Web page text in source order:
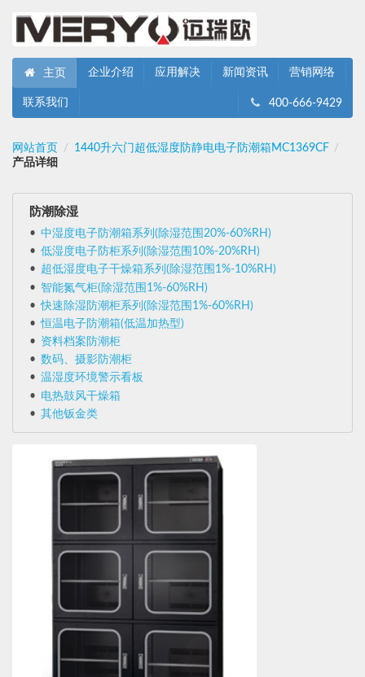
主页 企业介绍 应用解决 新闻资讯 营销网络
联系我们 400-666-9429
网站首页 / 1440升六门超低湿度防静电电子防潮箱MC1369CF /
产品详细
防潮除湿
中湿度电子防潮箱系列(除湿范围20%-60%RH)
低湿度电子防柜系列(除湿范围10%-20%RH)
超低湿度电子干燥箱系列(除湿范围1%-10%RH)
智能氮气柜(除湿范围1%-60%RH)
快速除湿防潮柜系列(除湿范围1%-60%RH)
恒温电子防潮箱(低温加热型)
资料档案防潮柜
数码、摄影防潮柜
温湿度环境警示看板
电热鼓风干燥箱
其他钣金类